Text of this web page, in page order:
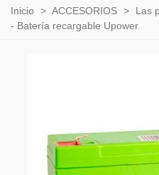
Inicio > ACCESORIOS > Las
- Batería recargable Upower